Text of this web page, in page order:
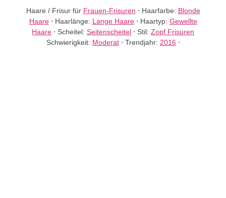
Haare / Frisur für Frauen-Frisuren ⋅ Haarfarbe: Blonde
Haare⋅ Haarlänge: Lange Haare⋅ Haartyp: Gewellte
Haare ⋅ Scheitel: Seitenscheitel ⋅ Stil: Zopf Frisuren
Schwierigkeit: Moderat⋅ Trendjahr: 2016 ⋅